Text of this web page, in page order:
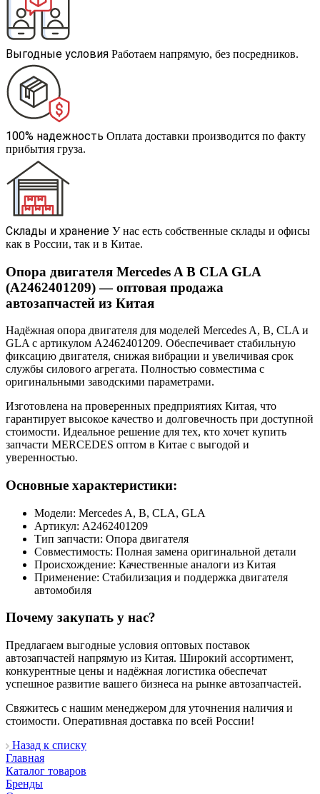
Выгодные условия Работаем напрямую, без посредников.
100% надежность Оплата доставки производится по факту
прибытия груза.
Склады и хранение У нас есть собственные склады и офисы
как в России, так и в Китае.
Опора двигателя Mercedes A B CLA GLA
(A2462401209) — оптовая продажа
автозапчастей из Китая
Надёжная опора двигателя для моделей Mercedes A, B, CLA и
GLA с артикулом A2462401209. Обеспечивает стабильную
фиксацию двигателя, снижая вибрации и увеличивая срок
службы силового агрегата. Полностью совместима с
оригинальными заводскими параметрами.
Изготовлена на проверенных предприятиях Китая, что
гарантирует высокое качество и долговечность при доступной
стоимости. Идеальное решение для тех, кто хочет купить
запчасти MERCEDES оптом в Китае с выгодой и
уверенностью.
Основные характеристики:
Модели: Mercedes A, B, CLA, GLA
Артикул: A2462401209
Тип запчасти: Опора двигателя
Совместимость: Полная замена оригинальной детали
Происхождение: Качественные аналоги из Китая
Применение: Стабилизация и поддержка двигателя
автомобиля
Почему закупать у нас?
Предлагаем выгодные условия оптовых поставок
автозапчастей напрямую из Китая. Широкий ассортимент,
конкурентные цены и надёжная логистика обеспечат
успешное развитие вашего бизнеса на рынке автозапчастей.
Свяжитесь с нашим менеджером для уточнения наличия и
стоимости. Оперативная доставка по всей России!
Назад к списку
Главная
Каталог товаров
Бренды